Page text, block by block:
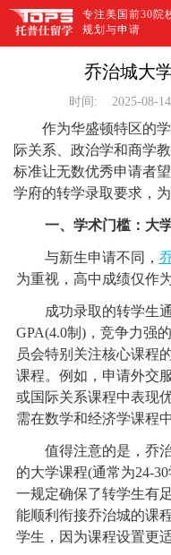
专注美国前30院
规划与申请
乔治城大
时间: 2025-08-
作为华盛顿特区的
际关系、政治学和商学
标准让无数优秀申请者
学府的转学录取要求，
一、学术门槛：大
与新生申请不同，
为重视，高中成绩仅作
成功录取的转学生通
GPA(4.0制)，竞争力强
员会特别关注核心课程
课程。例如，申请外交
或国际关系课程中表现
需在数学和经济学课程
值得注意的是，乔治
的大学课程(通常为24-
一规定确保了转学生有
能顺利衔接乔治城的课
学生，因为课程设置更